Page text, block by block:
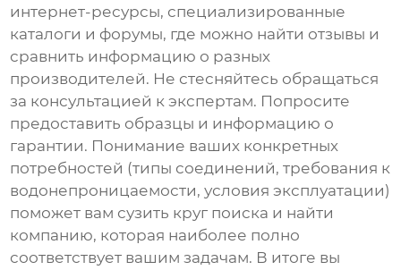
интернет-ресурсы, специализированные
каталоги и форумы, где можно найти отзывы и
сравнить информацию о разных
производителей. Не стесняйтесь обращаться
за консультацией к экспертам. Попросите
предоставить образцы и информацию о
гарантии. Понимание ваших конкретных
потребностей (типы соединений, требования к
водонепроницаемости, условия эксплуатации)
поможет вам сузить круг поиска и найти
компанию, которая наиболее полно
соответствует вашим задачам. В итоге вы